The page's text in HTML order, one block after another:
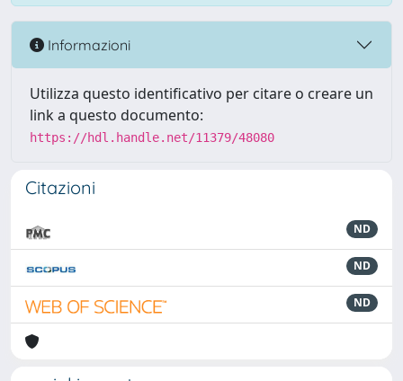
Informazioni
Utilizza questo identificativo per citare o creare un
link a questo documento:
https://hdl.handle.net/11379/48080
Citazioni
ND
ND
ND